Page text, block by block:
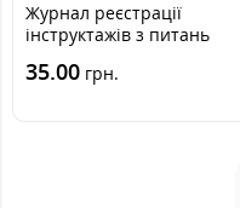
Журнал реєстрації
інструктажів з питань
робочому місці, офсет, 48
35.00 грн.